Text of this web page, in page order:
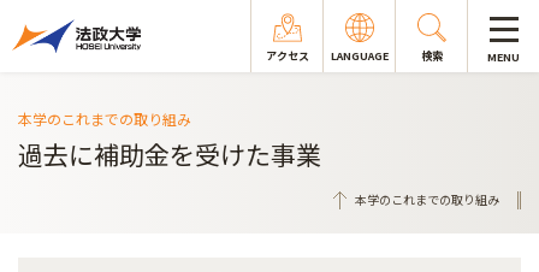
アクセス LANGUAGE 検索 MENU
本学のこれまでの取り組み
過去に補助金を受けた事業
本学のこれまでの取り組み